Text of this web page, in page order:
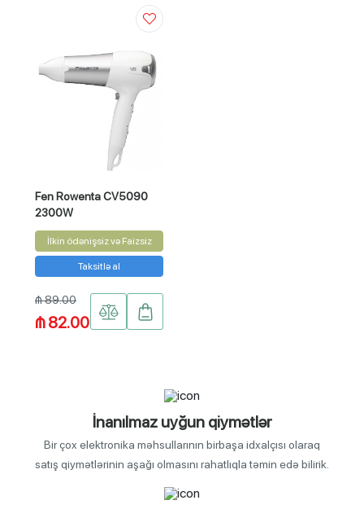
Fen Rowenta CV5090
2300W
İlkin ödənişsiz və Faizsiz
Taksitlə al
₼ 89.00
₼ 82.00
İnanılmaz uyğun qiymətlər
Bir çox elektronika məhsullarının birbaşa idxalçısı olaraq
satış qiymətlərinin aşağı olmasını rahatlıqla təmin edə bilirik.